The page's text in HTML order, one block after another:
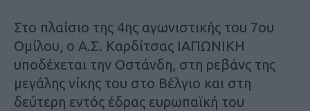
Στο πλαίσιο της 4ης αγωνιστικής του 7ου
Ομίλου, ο Α.Σ. Καρδίτσας ΙΑΠΩΝΙΚΗ
υποδέχεται την Οστάνδη, στη ρεβάνς της
μεγάλης νίκης του στο Βέλγιο και στη
δεύτερη εντός έδρας ευρωπαϊκή του